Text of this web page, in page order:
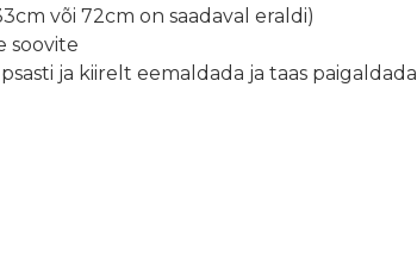
või 72cm on saadaval eraldi)
soovite
ja kiirelt eemaldada ja taas paigaldada